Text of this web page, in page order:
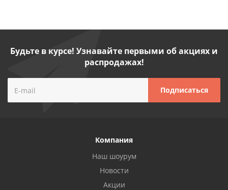
Будьте в курсе! Узнавайте первыми об акциях и
распродажах!
Компания
Наш шоурум
Новости
Акции